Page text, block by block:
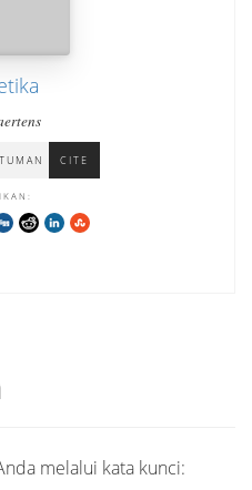
CITE
melalui kata kunci: